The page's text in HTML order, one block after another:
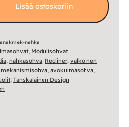
Lisää ostoskoriin
nahka
, Modulisohvat
, nahkasohva, Recliner, valkoinen
mekanismisohva, avokulmasohva,
, Tanskalainen Design